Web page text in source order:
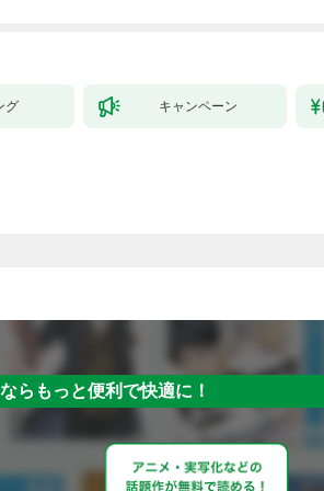
グ キャンペーン
らもっと便利で快適に！